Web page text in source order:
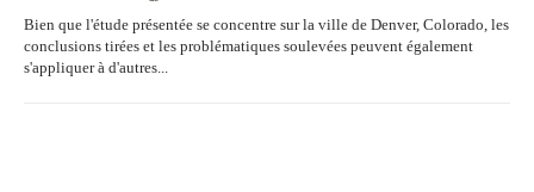
Bien que l'étude présentée se concentre sur la ville de Denver, Colorado, les
conclusions tirées et les problématiques soulevées peuvent également
s'appliquer à d'autres...